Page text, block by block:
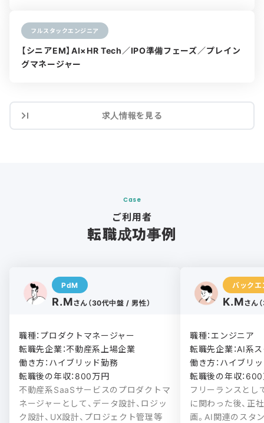
フルスタックエンジニア
【シニアEM】AI×HR Tech／IPO準備フェーズ／プレイン
グマネージャー
求人情報を見る
Case
ご利用者
転職成功事例
PdM
R.Mさん（30代中盤 / 男性）
職種：プロダクトマネージャー
転職先企業：不動産系上場企業
働き方：ハイブリッド勤務
転職後の年収：800万円
不動産系SaaSサービスのプロダクトマ
ネージャーとして、データ設計、ロジッ
ク設計、UX設計、プロジェクト管理等
バック
K.Mさん
職種：エンジニア
転職先企業：AI系
働き方：ハイブリッ
転職後の年収：
フリーランスとし
に関わった後、正
画。AI関連のスタ